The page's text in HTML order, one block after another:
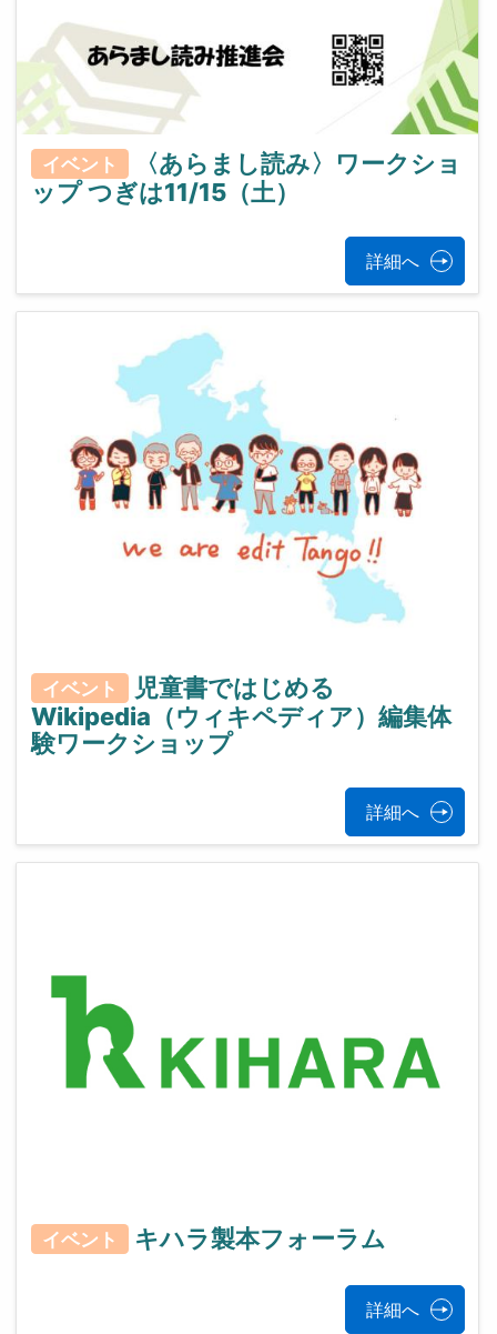
イベント
〈あらまし読み〉ワークショ
ップ つぎは11/15（土）
詳細へ
イベント
児童書ではじめる
Wikipedia（ウィキペディア）編集体
験ワークショップ
詳細へ
イベント キハラ製本フォーラム
詳細へ